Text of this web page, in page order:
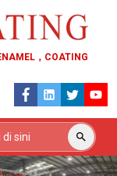
，COATING